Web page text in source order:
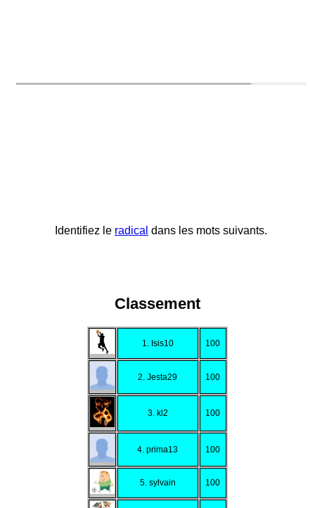
Identifiez le radical dans les mots suivants.
Classement
1. Isis10 100
2. Jesta29 100
3. kl2 100
4. prima13 100
5. sylvain 100